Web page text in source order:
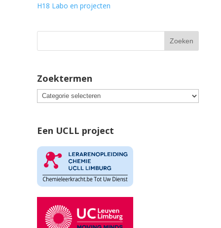
H18 Labo en projecten
Zoektermen
Een UCLL project